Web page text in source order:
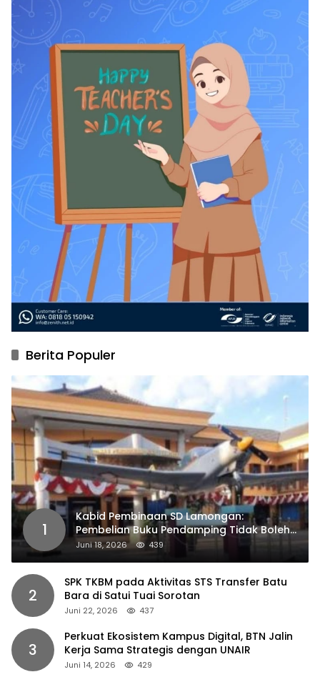
Berita Populer
1
Kabid Pembinaan SD Lamongan:
Pembelian Buku Pendamping Tidak Boleh
Dipaksakan
Juni 18, 2026 439
2
SPK TKBM pada Aktivitas STS Transfer Batu
Bara di Satui Tuai Sorotan
Juni 22, 2026 437
3
Perkuat Ekosistem Kampus Digital, BTN Jalin
Kerja Sama Strategis dengan UNAIR
Juni 14, 2026 429